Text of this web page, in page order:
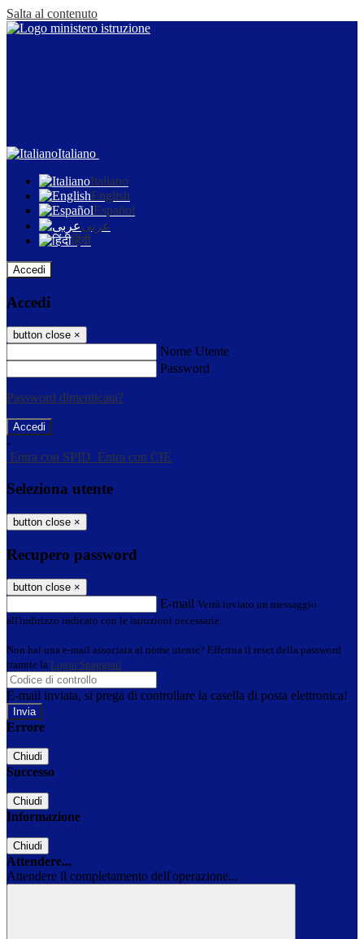
Salta al contenuto
Italiano
Italiano
English
Español
عربى
हिंदी
Accedi
Accedi
button close ×
Nome Utente
Password
Password dimenticata?
-
Entra con SPID Entra con CIE
Seleziona utente
button close ×
Recupero password
button close ×
E-mail Verrà inviato un messaggio
all'indirizzo indicato con le istruzioni necessarie.
Non hai una e-mail associata al nome utente? Effettua il reset della password
tramite la Login Spaggiari
E-mail inviata, si prega di controllare la casella di posta elettronica!
Errore
Chiudi
Successo
Chiudi
Informazione
Chiudi
Attendere...
Attendere il completamento dell'operazione...